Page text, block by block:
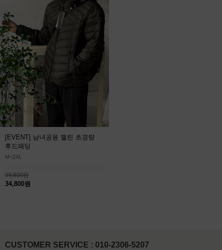
[EVENT] 남녀공용 젤린 초경량
후드패딩
M~2XL
99,800원
34,800원
CUSTOMER SERVICE : 010-2306-5207